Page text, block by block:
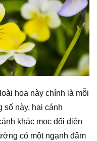
hoa này chính là mỗi
số này, hai cánh
khác mọc đối diện
có một ngạnh đâm